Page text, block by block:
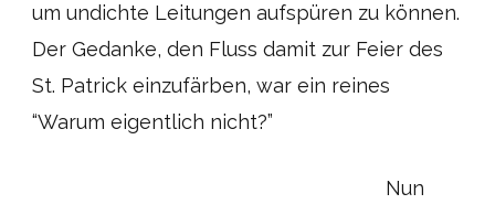
um undichte Leitungen aufspüren zu können.
Der Gedanke, den Fluss damit zur Feier des
St. Patrick einzufärben, war ein reines
“Warum eigentlich nicht?”
Nun